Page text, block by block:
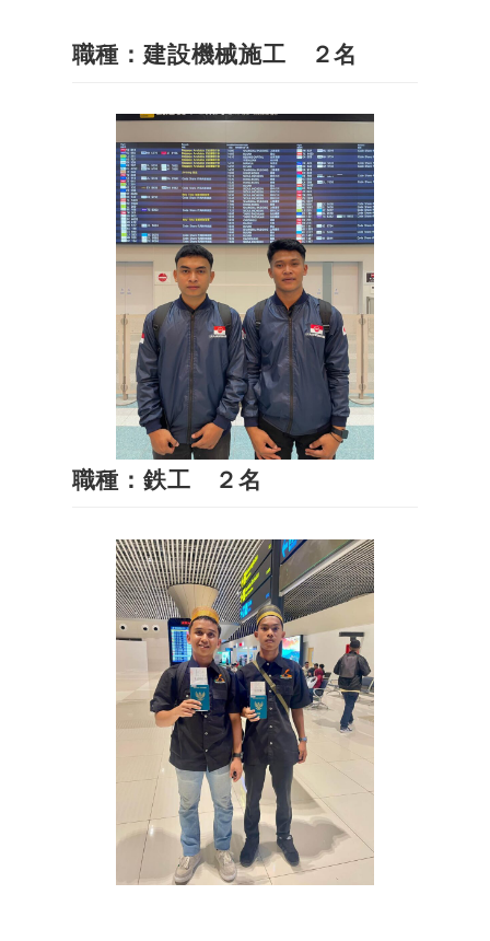
職種：建設機械施工 ２名
職種：鉄工 ２名